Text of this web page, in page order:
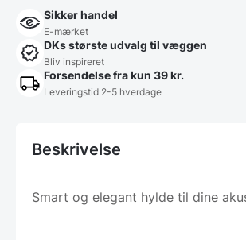
Sikker handel
E-mærket
DKs største udvalg til væggen
Bliv inspireret
Forsendelse fra kun 39 kr.
Leveringstid 2-5 hverdage
Beskrivelse
Smart og elegant hylde til dine